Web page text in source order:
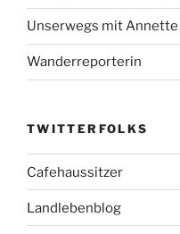
Unserwegs mit Annette
Wanderreporterin
TWITTERFOLKS
Cafehaussitzer
Landlebenblog